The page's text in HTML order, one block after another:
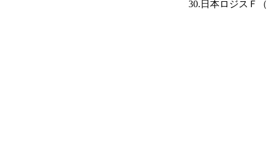
30.日本ロジスＦ（